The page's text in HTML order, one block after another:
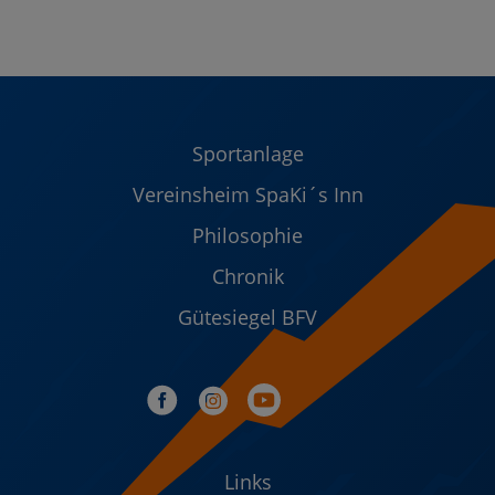
Sportanlage
Vereinsheim SpaKi´s Inn
Philosophie
Chronik
Gütesiegel BFV
Links